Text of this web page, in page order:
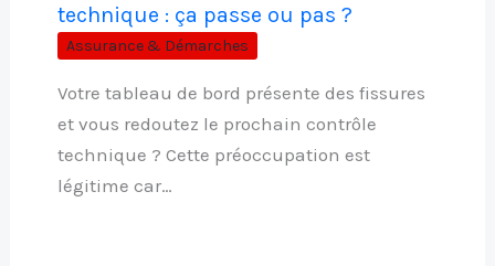
technique : ça passe ou pas ?
Assurance & Démarches
Votre tableau de bord présente des fissures
et vous redoutez le prochain contrôle
technique ? Cette préoccupation est
légitime car…